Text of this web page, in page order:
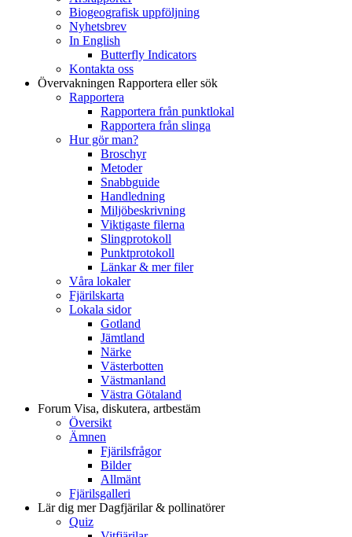
Biogeografisk uppföljning
Nyhetsbrev
In English
Butterfly Indicators
Kontakta oss
Övervakningen Rapportera eller sök
Rapportera
Rapportera från punktlokal
Rapportera från slinga
Hur gör man?
Broschyr
Metoder
Snabbguide
Handledning
Miljöbeskrivning
Viktigaste filerna
Slingprotokoll
Punktprotokoll
Länkar & mer filer
Våra lokaler
Fjärilskarta
Lokala sidor
Gotland
Jämtland
Närke
Västerbotten
Västmanland
Västra Götaland
Forum Visa, diskutera, artbestäm
Översikt
Ämnen
Fjärilsfrågor
Bilder
Allmänt
Fjärilsgalleri
Lär dig merDagfjärilar & pollinatörer
Quiz